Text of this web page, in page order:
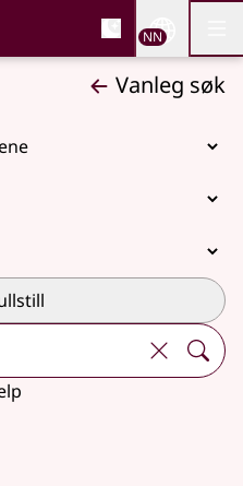
og
NN
Vanleg søk